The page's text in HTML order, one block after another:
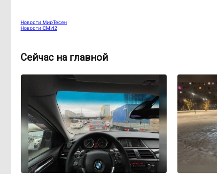
Новости МирТесен
Новости СМИ2
Сейчас на главной